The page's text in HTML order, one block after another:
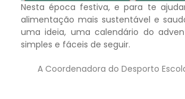
Nesta época festiva, e para te
alimentação mais sustentável e
uma ideia, uma calendário do
simples e fáceis de seguir.
A Coordenadora do Desporto